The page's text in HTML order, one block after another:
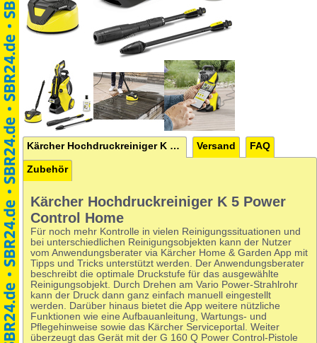
Kärcher Hochdruckreiniger K 5 Power Control Home Versand FAQ
Zubehör
Kärcher Hochdruckreiniger K 5 Power
Control Home
Für noch mehr Kontrolle in vielen Reinigungssituationen und
bei unterschiedlichen Reinigungsobjekten kann der Nutzer
vom Anwendungsberater via Kärcher Home & Garden App mit
Tipps und Tricks unterstützt werden. Der Anwendungsberater
beschreibt die optimale Druckstufe für das ausgewählte
Reinigungsobjekt. Durch Drehen am Vario Power-Strahlrohr
kann der Druck dann ganz einfach manuell eingestellt
werden. Darüber hinaus bietet die App weitere nützliche
Funktionen wie eine Aufbauanleitung, Wartungs- und
Pflegehinweise sowie das Kärcher Serviceportal. Weiter
überzeugt das Gerät mit der G 160 Q Power Control-Pistole